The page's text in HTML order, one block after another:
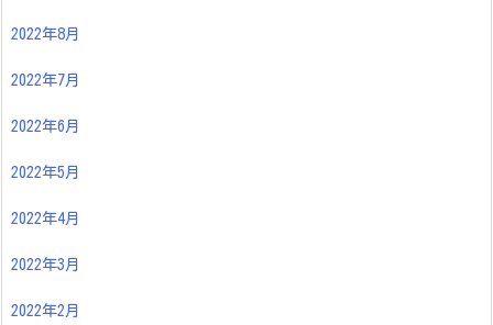
2022年8月
2022年7月
2022年6月
2022年5月
2022年4月
2022年3月
2022年2月